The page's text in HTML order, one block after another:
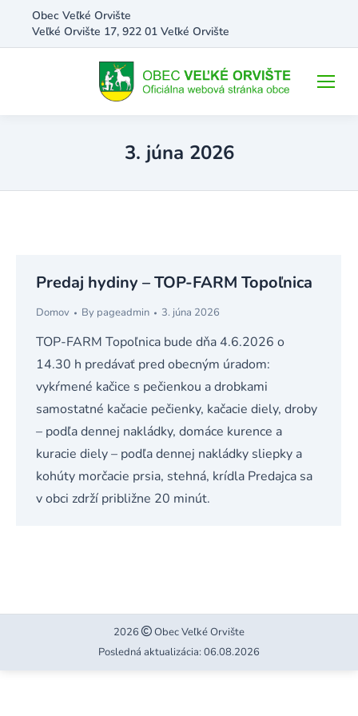
Obec Veľké Orvište
Veľké Orvište 17, 922 01 Veľké Orvište
3. júna 2026
Predaj hydiny – TOP-FARM Topoľnica
Domov By pageadmin 3. júna 2026
TOP-FARM Topoľnica bude dňa 4.6.2026 o
14.30 h predávať pred obecným úradom:
vykŕmené kačice s pečienkou a drobkami
samostatné kačacie pečienky, kačacie diely, droby
– podľa dennej nakládky, domáce kurence a
kuracie diely – podľa dennej nakládky sliepky a
kohúty morčacie prsia, stehná, krídla Predajca sa
v obci zdrží približne 20 minút.
2026
Obec Veľké Orvište
Posledná aktualizácia: 06.08.2026